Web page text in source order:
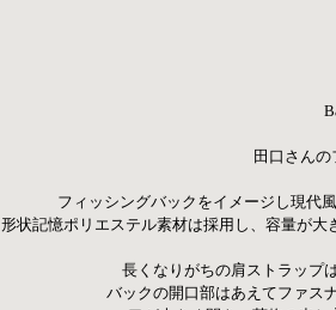
田口さん
フィッシングバックをイメージし現代
形状記憶ポリエステル素材は採用し、容量が
長くなりがちの肩ストラップ
バックの開口部はあえてファス